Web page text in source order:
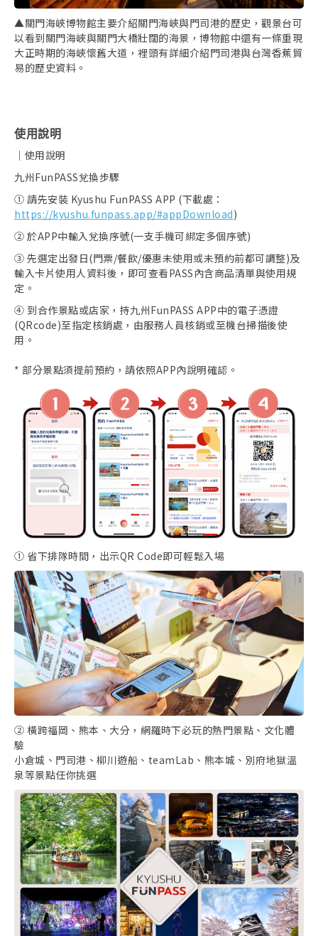
▲關門海峽博物館主要介紹關門海峽與門司港的歷史，觀景台可
以看到關門海峽與關門大橋壯闊的海景，博物館中還有一條重現
大正時期的海峽懷舊大道，裡頭有詳細介紹門司港與台灣香蕉貿
易的歷史資料。
使用說明
｜使用說明
九州FunPASS兌換步驟
① 請先安裝 Kyushu FunPASS APP (下載處：
https://kyushu.funpass.app/#appDownload)
② 於APP中輸入兌換序號(一支手機可綁定多個序號)
③ 先選定出發日(門票/餐飲/優惠未使用或未預約前都可調整)及
輸入卡片使用人資料後，即可查看PASS內含商品清單與使用規
定。
④ 到合作景點或店家，持九州FunPASS APP中的電子憑證
(QRcode)至指定核銷處，由服務人員核銷或至機台掃描後使
用。
* 部分景點須提前預約，請依照APP內說明確認。
① 省下排隊時間，出示QR Code即可輕鬆入場
② 橫跨福岡、熊本、大分，網羅時下必玩的熱門景點、文化體
驗
小倉城、門司港、柳川遊船、teamLab、熊本城、別府地獄溫
泉等景點任你挑選